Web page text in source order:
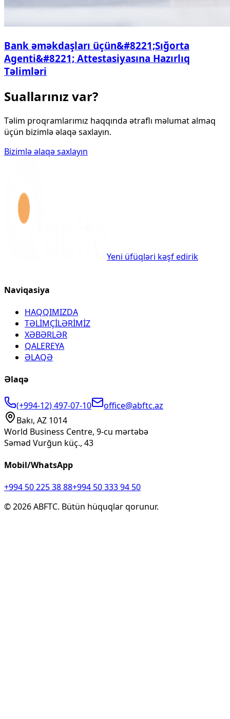
Bank əməkdaşları üçün&#8221;Sığorta
Agenti&#8221; Attestasiyasına Hazırlıq
Təlimləri
Suallarınız var?
Təlim proqramlarımız haqqında ətraflı məlumat almaq
üçün bizimlə əlaqə saxlayın.
Bizimlə əlaqə saxlayın
Yeni üfüqləri kəşf edirik
Naviqasiya
HAQQIMIZDA
TƏLİMÇİLƏRİMİZ
XƏBƏRLƏR
QALEREYA
ƏLAQƏ
Əlaqə
(+994-12) 497-07-10
office@abftc.az
Bakı, AZ 1014
World Business Centre, 9-cu mərtəbə
Səməd Vurğun küç., 43
Mobil/WhatsApp
+994 50 225 38 88+994 50 333 94 50
©2026ABFTC. Bütün hüquqlar qorunur.